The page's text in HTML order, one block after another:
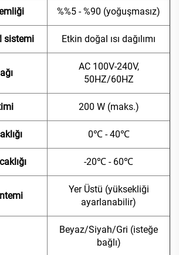
%%5 - %90 (yoğuşmasız)
sistemi Etkin doğal ısı dağılımı
AC 100V-240V,
50HZ/60HZ
200 W (maks.)
0℃ - 40℃
-20℃ - 60℃
Yer Üstü (yüksekliği
ayarlanabilir)
Beyaz/Siyah/Gri (isteğe
bağlı)